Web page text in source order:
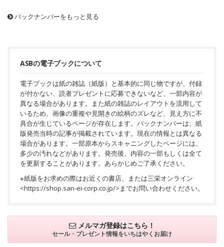
バックナンバーをもっと見る
ASBの電子ブックについて
電子ブックは紙の雑誌（紙版）と基本的に同じ物ですが、付録
が付かない、読者プレゼントに応募できないなど、一部内容が
異なる場合があります。また紙の雑誌のレイアウトを流用して
いるため、画像の重複や見開きの絵柄のズレなど、見え方に不
具合が生じているページが存在します。バックナンバーは、紙
版発売当時の記事が掲載されています。現在の情報とは異なる
場合があります。一部原本からスキャニングしたページには、
多少の汚れなどがあります。発売後、内容の一部もしくは全て
を更新することがあります。あらかじめご了承ください。
※紙版をお求めの際はお近くの書店、または三栄オンライン
<https://shop.san-ei-corp.co.jp/>までお問い合わせください。
メルマガ登録はこちら！
セール・プレゼント情報をいちはやくお届け